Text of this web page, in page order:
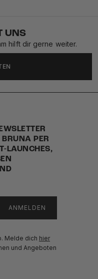
UNS
hilft dir gerne weiter.
PER
LAUNCHES,
ANMELDEN
Melde dich hier
und Angeboten